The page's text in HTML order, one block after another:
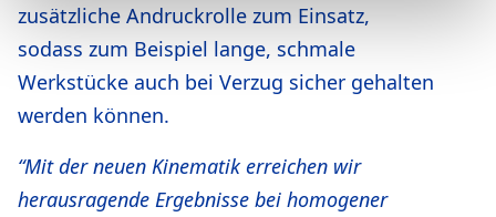
zusätzliche Andruckrolle zum Einsatz,
sodass zum Beispiel lange, schmale
Werkstücke auch bei Verzug sicher gehalten
werden können.
“Mit der neuen Kinematik erreichen wir
herausragende Ergebnisse bei homogener